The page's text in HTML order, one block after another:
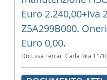
Euro 2.240,00+Iva
Z5A299B000.
Euro 0,00.
Dott.ssa Ferrari Carla Rita 11/